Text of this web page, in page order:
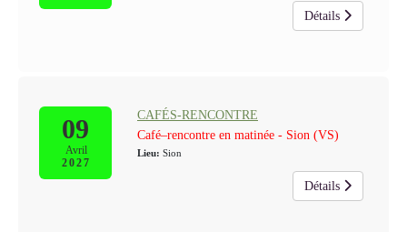
Détails
09
Avril
2027
CAFÉS-RENCONTRE
Café–rencontre en matinée - Sion (VS)
Lieu: Sion
Détails